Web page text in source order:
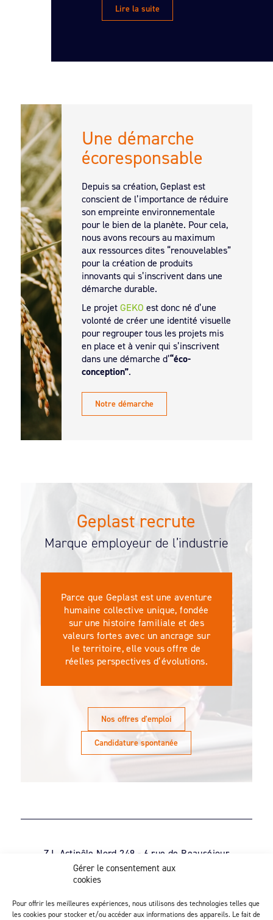
Gérer le consentement aux
cookies
Pour offrir les meilleures expériences, nous utilisons des technologies telles que
les cookies pour stocker et/ou accéder aux informations des appareils. Le fait de
Lire la suite
d’experts, est équipé d’outils
CFAO pour concevoir les filières
et les conformateurs.
d’extrusion.
interne, Geplast étoffe son offre
de décors. Plus de 70 films sont
détenus en stock pour répondre
qu’aux tendances architecturales
du marché
de service, Geplast met à la
disposition de ses clients sa force
logistique :des tournées
et une plateforme de stockage de
15 000 m².
l’environnement, Geplast procède
au recyclage de l’intégralité de
ses déchets de fabrication dans le
environnementale
Une démarche
écoresponsable
Depuis sa création, Geplast est
conscient de l’importance de réduire
son empreinte environnementale
pour le bien de la planète. Pour cela,
nous avons recours au maximum
aux ressources dites “renouvelables”
pour la création de produits
innovants qui s’inscrivent dans une
démarche durable.
Le projetGEKO est donc né d’une
volonté de créer une identité visuelle
pour regrouper tous les projets mis
en place et à venir qui s’inscrivent
dans une démarche d’“éco-
conception”.
Notre démarche
Geplast recrute
Marque employeur de l’industrie
Parce que Geplast est une aventure
humaine collective unique, fondée
sur une histoire familiale et des
valeurs fortes avec un ancrage sur
le territoire, elle vous offre de
réelles perspectives d’évolutions.
Nos offres d'emploi
Candidature spontanée
Z.I. Actipôle Nord 249 - 6 rue de Beauséjour
Saint-André-de-la-Marche - 49450 Sèvremoine
Découvrez notre activité d’injection